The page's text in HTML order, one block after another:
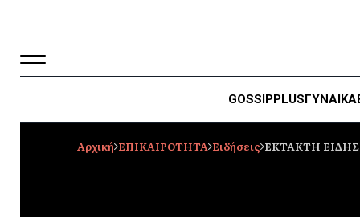
GOSSIPPLUSΓΥΝΑΙΚΑ
Αρχική ΕΠΙΚΑΙΡΟΤΗΤΑ Ειδήσεις ΕΚΤΑΚΤΗ